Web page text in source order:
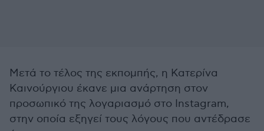
Μετά το τέλος της εκπομπής, η Κατερίνα
Καινούργιου έκανε μια ανάρτηση στον
προσωπικό της λογαριασμό στο Instagram,
στην οποία εξηγεί τους λόγους που αντέδρασε